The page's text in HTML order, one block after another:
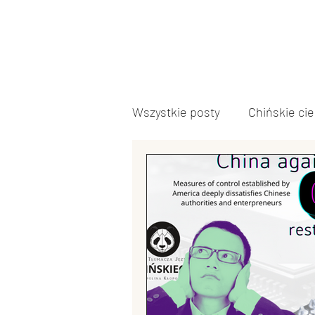
Wszystkie posty Chińskie
Język chiński Inne
Polityka chińska
Edukacja w Chinach